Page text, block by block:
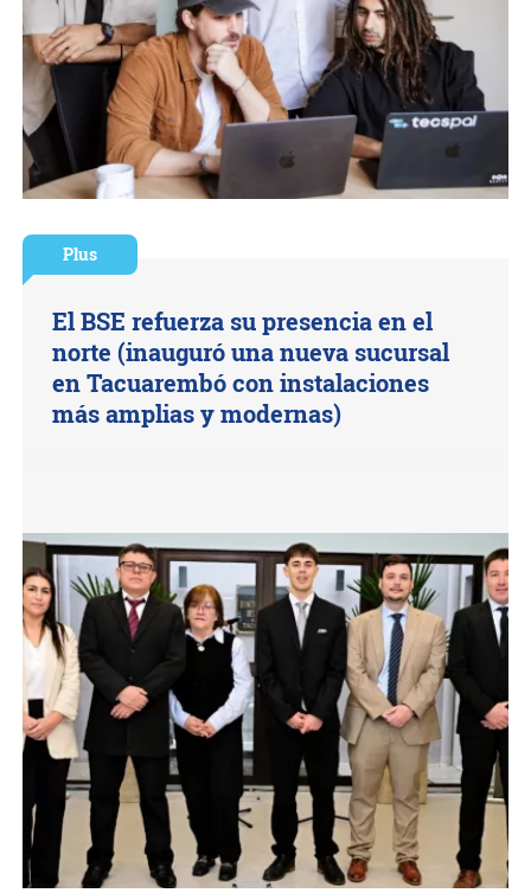
Plus
El BSE refuerza su presencia en el
norte (inauguró una nueva sucursal
en Tacuarembó con instalaciones
más amplias y modernas)